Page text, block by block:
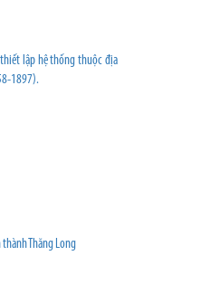
thiết lập hệ thống thuộc địa
1897).
thành Thăng Long